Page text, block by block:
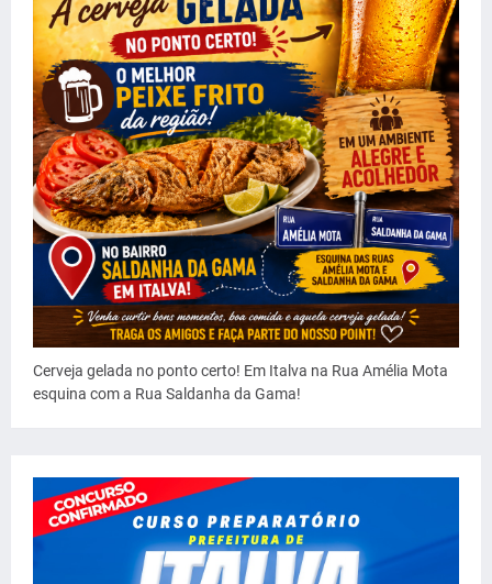
Cerveja gelada no ponto certo! Em Italva na Rua Amélia Mota
esquina com a Rua Saldanha da Gama!